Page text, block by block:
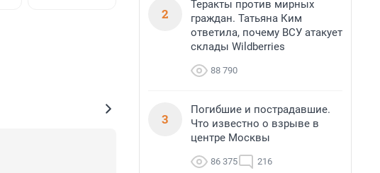
2
Теракты против мирных
граждан. Татьяна Ким
ответила, почему ВСУ атакует
склады Wildberries
88 790
3
Погибшие и пострадавшие.
Что известно о взрыве в
центре Москвы
86 375 216